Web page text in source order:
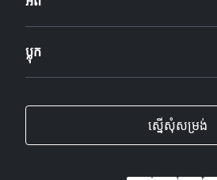
ប្លុក
ស្នើសុំសម្រង់